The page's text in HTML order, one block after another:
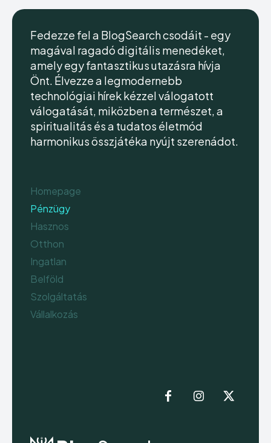
Fedezze fel a BlogSearch csodáit - egy
magával ragadó digitális menedéket,
amely egy fantasztikus utazásra hívja
Önt. Élvezze a legmodernebb
technológiai hírek kézzel válogatott
válogatását, miközben a természet, a
spiritualitás és a tudatos életmód
harmonikus összjátéka nyújt szerenádot.
Homepage
Pénzügy
Hasznos
Otthon
Ingatlan
Belföld
Szolgáltatás
Vállalkozás